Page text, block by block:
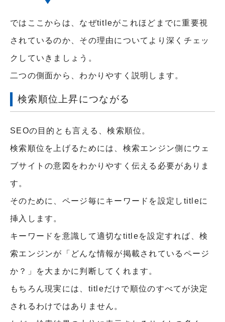
ではここからは、なぜtitleがこれほどまでに重要視
されているのか、その理由についてより深くチェッ
クしていきましょう。
二つの側面から、わかりやすく説明します。
検索順位上昇につながる
SEOの目的とも言える、検索順位。
検索順位を上げるためには、検索エンジン側にウェ
ブサイトの意図をわかりやすく伝える必要がありま
す。
そのために、ページ毎にキーワードを設定しtitleに
挿入します。
キーワードを意識して適切なtitleを設定すれば、検
索エンジンが「どんな情報が掲載されているページ
か？」を大まかに判断してくれます。
もちろん現実には、titleだけで順位のすべてが決定
されるわけではありません。